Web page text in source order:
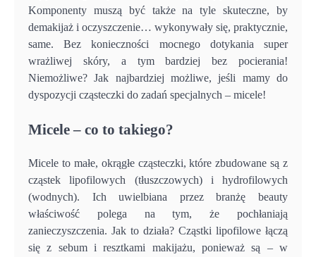
Komponenty muszą być także na tyle skuteczne, by
demakijaż i oczyszczenie… wykonywały się, praktycznie,
same. Bez konieczności mocnego dotykania super
wrażliwej skóry, a tym bardziej bez pocierania!
Niemożliwe? Jak najbardziej możliwe, jeśli mamy do
dyspozycji cząsteczki do zadań specjalnych – micele!
Micele – co to takiego?
Micele to małe, okrągłe cząsteczki, które zbudowane są z
cząstek lipofilowych (tłuszczowych) i hydrofilowych
(wodnych). Ich uwielbiana przez branżę beauty
właściwość polega na tym, że pochłaniają
zanieczyszczenia. Jak to działa? Cząstki lipofilowe łączą
się z sebum i resztkami makijażu, ponieważ są – w